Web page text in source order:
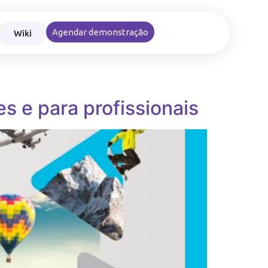
Wiki Agendar demonstração
e para profissionais